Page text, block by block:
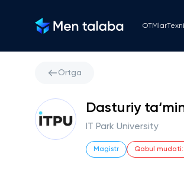
OTMlar
Ortga
Dasturiy
IT Park University
Magistr Qabul mudati: